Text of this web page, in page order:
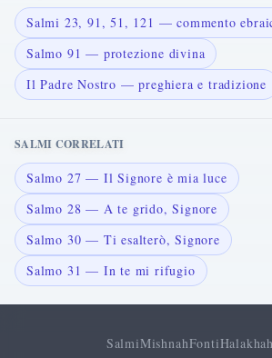
Salmi 23, 91, 51, 121 — commento
Salmo 91 — protezione divina
Il Padre Nostro — preghiera e tradizione
SALMI CORRELATI
Salmo 27 — Il Signore è mia luce
Salmo 28 — A te grido, Signore
Salmo 30 — Ti esalterò, Signore
Salmo 31 — In te mi rifugio
SalmiMishnahFontiHalakhah